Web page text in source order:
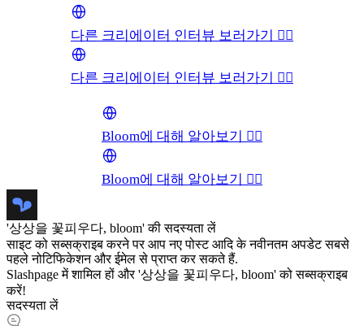
다른 크리에이터 인터뷰 보러가기 👉🏻
다른 크리에이터 인터뷰 보러가기 👉🏻
Bloom에 대해 알아보기 👉🏻
Bloom에 대해 알아보기 👉🏻
'상상을 꽃피우다, bloom' की सदस्यता लें
साइट को सब्सक्राइब करने पर आप नए पोस्ट आदि के नवीनतम अपडेट सबसे
पहले नोटिफिकेशन और ईमेल से प्राप्त कर सकते हैं.
Slashpage में शामिल हों और '상상을 꽃피우다, bloom' को सब्सक्राइब
करें!
सदस्यता लें